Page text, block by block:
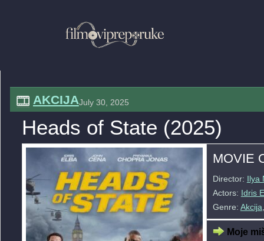
AKCIJAJuly 30, 2025
Heads of State (2025)
MOVIE
Director: Ilya
Actors: Idris
Genre: Akcija
Moje